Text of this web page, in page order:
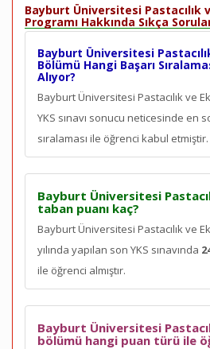
Bayburt Üniversitesi Pastacılık
Programı Hakkında Sıkça
Bayburt Üniversitesi
Bölümü Hangi Başarı
Alıyor?
Bayburt Üniversitesi Pastacılık ve
YKS sınavı sonucu neticesinde en
sıralaması ile öğrenci kabul etmiştir.
Bayburt Üniversitesi
taban puanı kaç?
Bayburt Üniversitesi Pastacılık ve
yılında yapılan son YKS sınavında
ile öğrenci almıştır.
Bayburt Üniversitesi
bölümü hangi puan türü ile